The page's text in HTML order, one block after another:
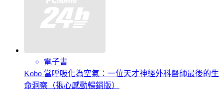
電子書
Kobo 當呼吸化為空氣：一位天才神經外科醫師最後的生
命洞察（揪心感動暢銷版）